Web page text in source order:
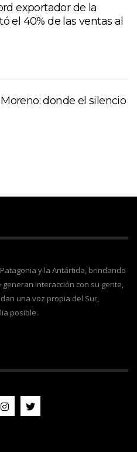
exportador de la
el 40% de las ventas al
donde el silencio
y la Antártida, brindando
interacción con su gente,
una voz propia del Sur,
posible.